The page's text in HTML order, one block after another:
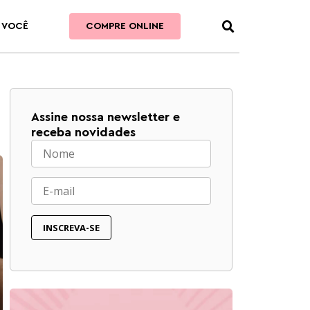
VOCÊ COMPRE ONLINE
Assine nossa newsletter e
receba novidades